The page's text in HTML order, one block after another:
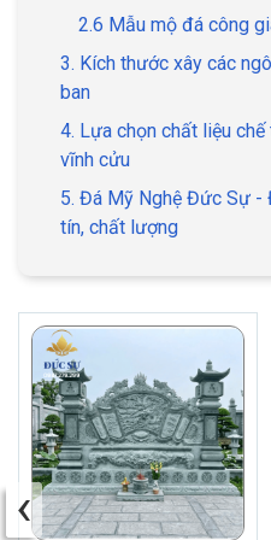
2.6 Mẫu mộ đá công
3. Kích thước xây các
ban
4. Lựa chọn chất liệu
vĩnh cửu
5. Đá Mỹ Nghệ Đức Sự -
tín, chất lượng
‹